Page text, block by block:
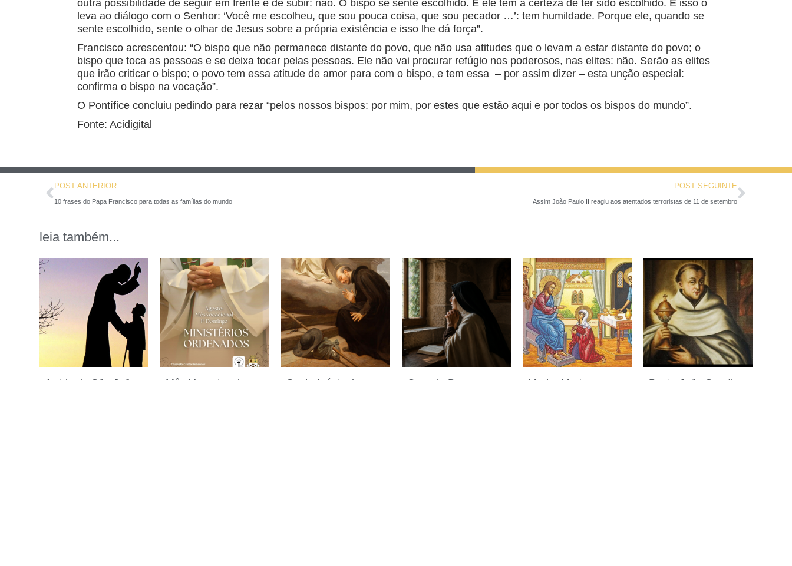
outra possibilidade de seguir em frente e de subir: não. O bispo se sente escolhido. E ele tem a certeza de ter sido escolhido. E isso o
leva ao diálogo com o Senhor: ‘Você me escolheu, que sou pouca coisa, que sou pecador …’: tem humildade. Porque ele, quando se
sente escolhido, sente o olhar de Jesus sobre a própria existência e isso lhe dá força”.
Francisco acrescentou: “O bispo que não permanece distante do povo, que não usa atitudes que o levam a estar distante do povo; o
bispo que toca as pessoas e se deixa tocar pelas pessoas. Ele não vai procurar refúgio nos poderosos, nas elites: não. Serão as elites
que irão criticar o bispo; o povo tem essa atitude de amor para com o bispo, e tem essa – por assim dizer – esta unção especial:
confirma o bispo na vocação”.
O Pontífice concluiu pedindo para rezar “pelos nossos bispos: por mim, por estes que estão aqui e por todos os bispos do mundo”.
Fonte: Acidigital
POST ANTERIOR
10 frases do Papa Francisco para todas as famílias do mundo
POST SEGUINTE
Assim João Paulo II reagiu aos atentados terroristas de 11 de setembro
leia também...
A vida de São João
Mês Vocacional –
Santo Inácio de
Quando Deus
Marta, Maria e
Beato João Soreth –